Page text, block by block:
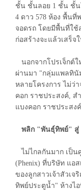
ชั้น ชั้นลอย 1 ชั้น ชั้น
4 ดาว 578 ห้อง พื้น
จอดรถ โดยมีพื้นที่ใช้
ก่อสร้างจะแล้วเสร็จ
นอกจากโปรเจ็กต์
ผ่านมา "กลุ่มแพลทินั
หลายโครงการ ไม่ว่
คอก ราชประสงค์, ส
แบงคอก ราชประสงค์
พลิก "พันธุ์ทิพย์"
ไม่ไกลกันมาก เป็
(Phenix) ที่บริษัท แอ
ของลูกสาวเจ้าสัวเ
ทิพย์ประตูน้ำ" ห้างไ